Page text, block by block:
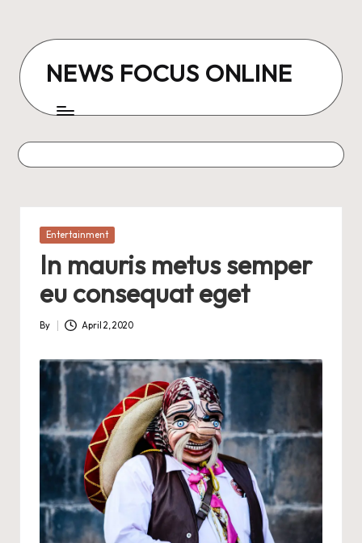
content
NEWS FOCUS ONLINE
Posted
Entertainment
In mauris metus semper
eu consequat eget
Posted
By April 2, 2020